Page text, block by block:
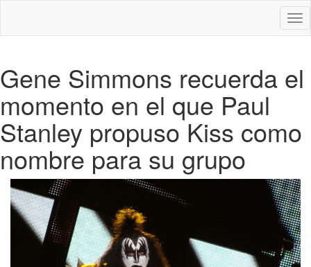
Gene Simmons recuerda el
momento en el que Paul
Stanley propuso Kiss como
nombre para su grupo